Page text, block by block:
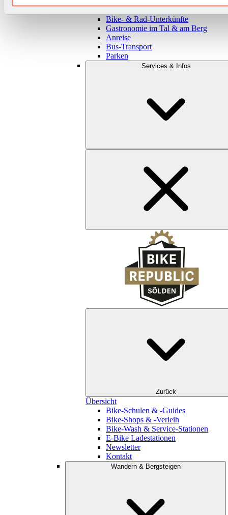
Bike- & Rad-Unterkünfte
Gastronomie im Tal & am Berg
Anreise
Bus-Transport
Parken
Services & Infos
Zurück
Übersicht
Bike-Schulen & -Guides
Bike-Shops & -Verleih
Bike-Wash & Service-Stationen
E-Bike Ladestationen
Newsletter
Kontakt
Wandern & Bergsteigen